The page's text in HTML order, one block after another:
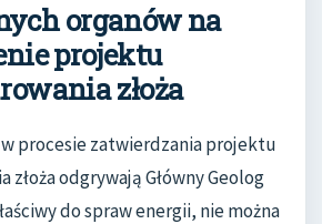
organów na
projektu
złoża
w procesie zatwierdzania projektu
złoża odgrywają Główny Geolog
do spraw energii, nie można